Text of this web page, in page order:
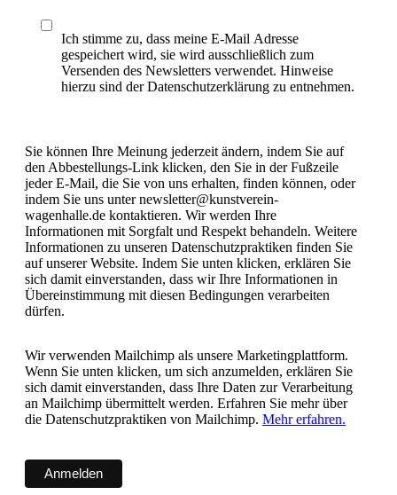
Ich stimme zu, dass meine E-Mail Adresse
gespeichert wird, sie wird ausschließlich zum
Versenden des Newsletters verwendet. Hinweise
hierzu sind der Datenschutzerklärung zu entnehmen.
Sie können Ihre Meinung jederzeit ändern, indem Sie auf
den Abbestellungs-Link klicken, den Sie in der Fußzeile
jeder E-Mail, die Sie von uns erhalten, finden können, oder
indem Sie uns unter newsletter@kunstverein-
wagenhalle.de kontaktieren. Wir werden Ihre
Informationen mit Sorgfalt und Respekt behandeln. Weitere
Informationen zu unseren Datenschutzpraktiken finden Sie
auf unserer Website. Indem Sie unten klicken, erklären Sie
sich damit einverstanden, dass wir Ihre Informationen in
Übereinstimmung mit diesen Bedingungen verarbeiten
dürfen.
Wir verwenden Mailchimp als unsere Marketingplattform.
Wenn Sie unten klicken, um sich anzumelden, erklären Sie
sich damit einverstanden, dass Ihre Daten zur Verarbeitung
an Mailchimp übermittelt werden. Erfahren Sie mehr über
die Datenschutzpraktiken von Mailchimp. Mehr erfahren.